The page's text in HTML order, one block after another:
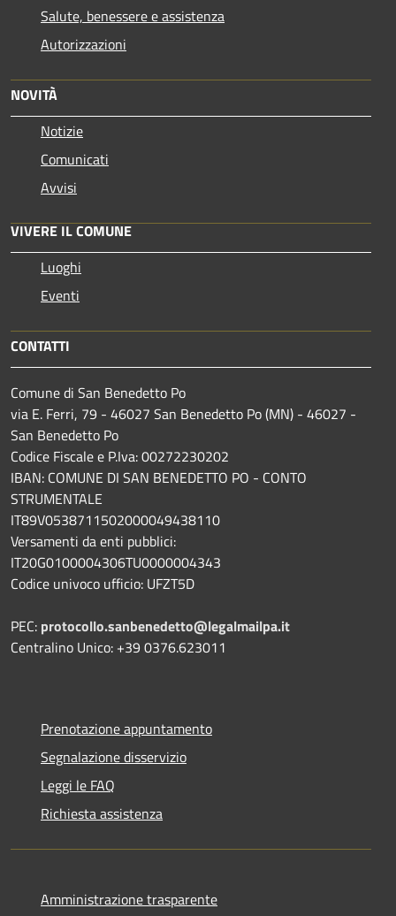
Salute, benessere e assistenza
Autorizzazioni
NOVITÀ
Notizie
Comunicati
Avvisi
VIVERE IL COMUNE
Luoghi
Eventi
CONTATTI
Comune di San Benedetto Po
via E. Ferri, 79 - 46027 San Benedetto Po (MN) - 46027 -
San Benedetto Po
Codice Fiscale e P.Iva: 00272230202
IBAN: COMUNE DI SAN BENEDETTO PO - CONTO
STRUMENTALE
IT89V0538711502000049438110
Versamenti da enti pubblici:
IT20G0100004306TU0000004343
Codice univoco ufficio: UFZT5D
PEC: protocollo.sanbenedetto@legalmailpa.it
Centralino Unico: +39 0376.623011
Prenotazione appuntamento
Segnalazione disservizio
Leggi le FAQ
Richiesta assistenza
Amministrazione trasparente